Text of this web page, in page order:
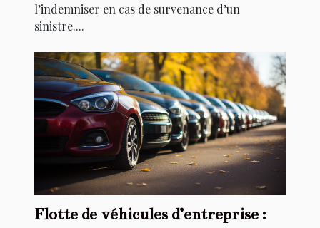
l’indemniser en cas de survenance d’un
sinistre....
Flotte de véhicules d’entreprise :